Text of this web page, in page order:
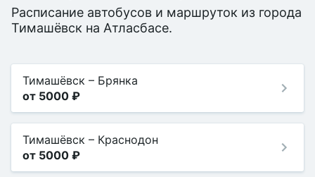
Расписание автобусов и маршруток из города
Тимашёвск на Атласбасе.
Тимашёвск – Брянка
от 5000 ₽
Тимашёвск – Краснодон
от 5000 ₽